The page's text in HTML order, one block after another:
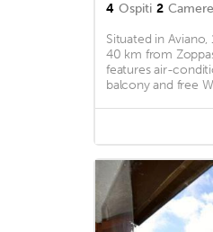
4 Ospiti 2 Camere
Situated in
40 km from
features air-
balcony and free